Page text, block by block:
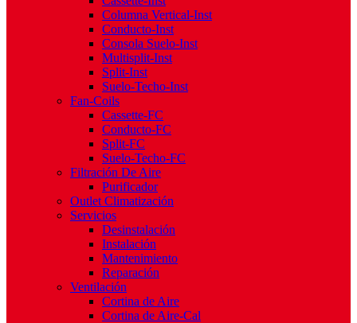
Columna Vertical-Inst
Conducto-Inst
Consola Suelo-Inst
Multisplit-Inst
Split-Inst
Suelo-Techo-Inst
Fan-Coils
Cassette-FC
Conducto-FC
Split-FC
Suelo-Techo-FC
Filtración De Aire
Purificador
Outlet Climatización
Servicios
Desinstalación
Instalación
Mantenimiento
Reparación
Ventilación
Cortina de Aire
Cortina de Aire-Cal